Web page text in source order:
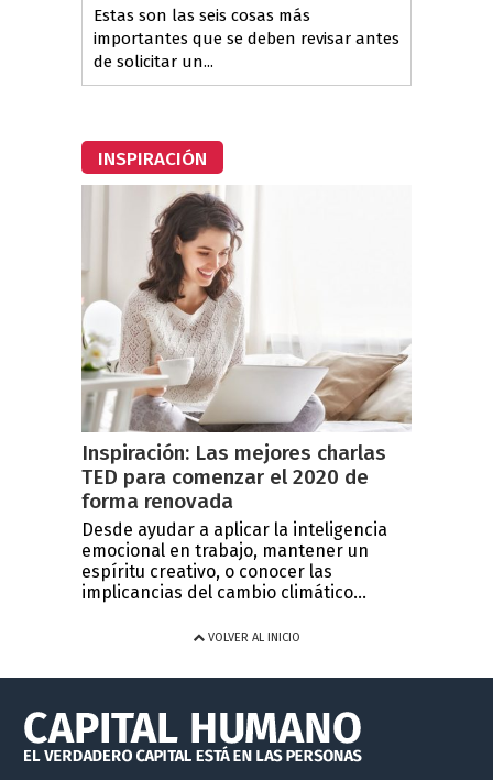
Estas son las seis cosas más
importantes que se deben revisar antes
de solicitar un...
INSPIRACIÓN
Inspiración: Las mejores charlas
TED para comenzar el 2020 de
forma renovada
Desde ayudar a aplicar la inteligencia
emocional en trabajo, mantener un
espíritu creativo, o conocer las
implicancias del cambio climático...
VOLVER AL INICIO